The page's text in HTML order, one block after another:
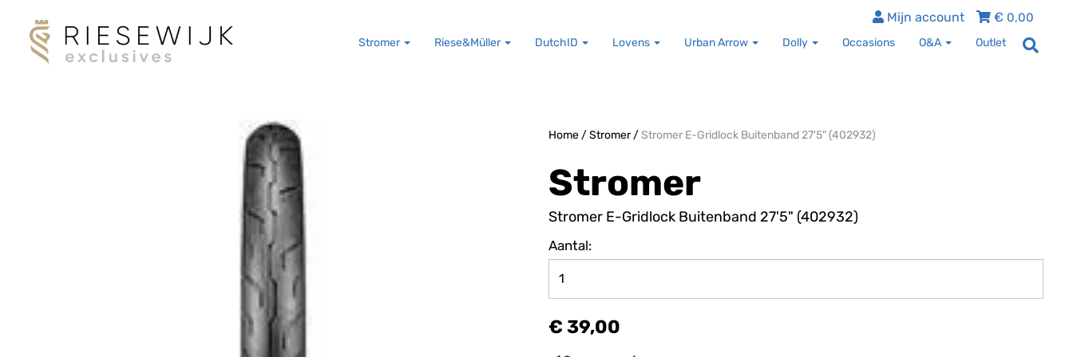
€ 0,00
Mijn account
Stromer Riese&Müller DutchID Lovens Urban Arrow Dolly Occasions O&A Outlet
Home/Stromer/Stromer E-Gridlock Buitenband 27'5" (402932)
Stromer
Stromer E-Gridlock Buitenband 27'5" (402932)
Aantal:
€ 39,00